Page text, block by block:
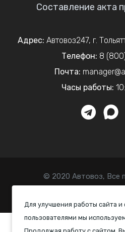
Для улучшения работы сайта и
пользователями мы
Составление акта
Адрес: Автовоз247, г.
Телефон: 8
Почта:
Часы работы:
© 2020 Автовоз, Все